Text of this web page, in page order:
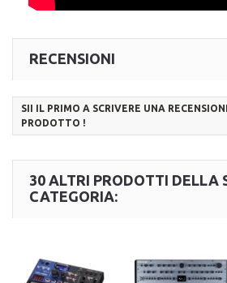
RECENSIONI
SII IL PRIMO A SCRIVERE UNA
PRODOTTO !
30 ALTRI PRODOTTI DELLA
CATEGORIA: